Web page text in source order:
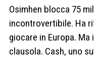
Osimhen blocca 75
incontrovertibile. Ha
giocare in Europa.
clausola. Cash, uno